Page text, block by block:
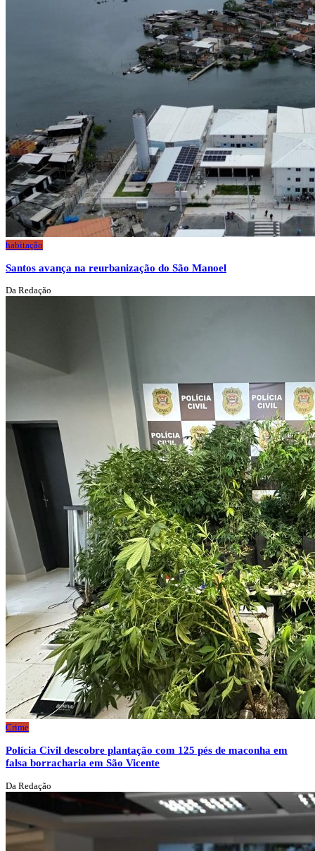
habitação
Santos avança na reurbanização do São Manoel
Da Redação
Crime
Polícia Civil descobre plantação com 125 pés de maconha em
falsa borracharia em São Vicente
Da Redação